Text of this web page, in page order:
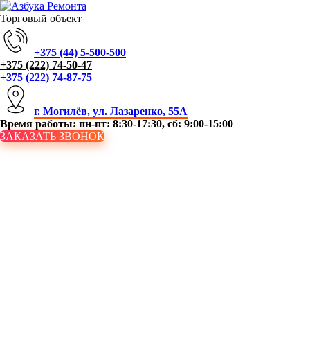
Торговый объект
+375 (44) 5-500-500
+375 (222) 74-50-47
+375 (222) 74-87-75
г. Могилёв, ул. Лазаренко, 55А
Время работы: пн-пт: 8:30-17:30, сб: 9:00-15:00
ЗАКАЗАТЬ ЗВОНОК